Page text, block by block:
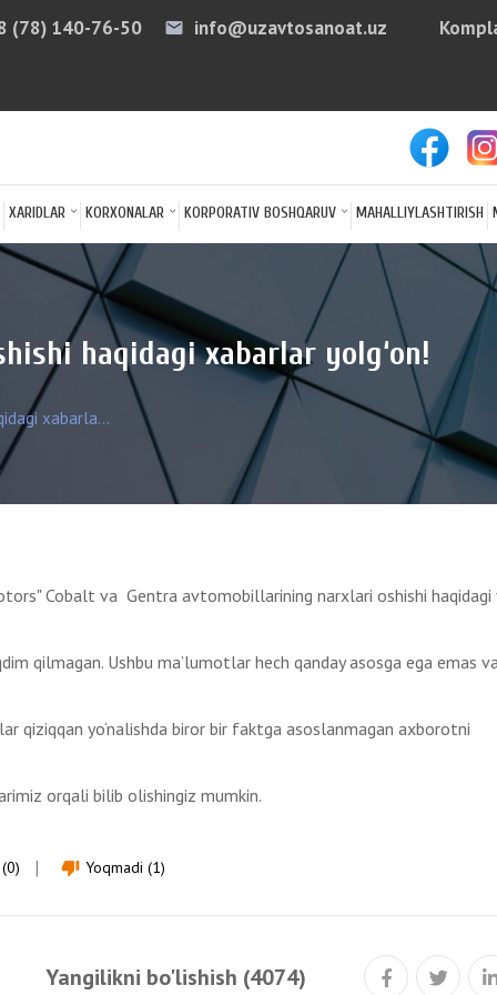
(78) 140-76-50 email info@uzavtosanoat.uz
XARIDLAR KORXONALAR KORPORATIV BOSHQARUV MAHALLIYLASHTIRISH
haqidagi xabarlar yolg‘on!
xabarla...
Cobalt va Gentra avtomobillarining narxlari oshishi haqidagi
qilmagan. Ushbu ma’lumotlar hech qanday asosga ega emas
qiziqqan yo‘nalishda biror bir faktga asoslanmagan axborotni
orqali bilib olishingiz mumkin.
thumb_down Yoqmadi (1)
Yangilikni bo'lishish (4074)